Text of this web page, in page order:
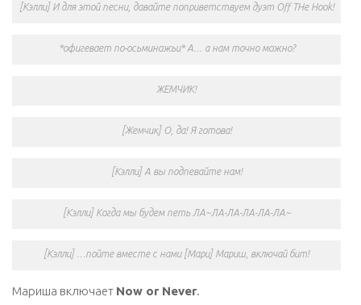
[Кэлли] И для этой песни, давайте поприветствуем дуэт Off THe Hook!
*офигевает по-осьминожьи* А… а нам точно можно?
ЖЕМЧИК!
[Жемчик] О, да! Я готова!
[Кэлли] А вы подпевайте нам!
[Кэлли] Когда мы будем петь ЛА~ЛА-ЛА-ЛА-ЛА-ЛА~
[Кэлли] …пойте вместе с нами [Мари] Мариш, включай бит!
Мариша включает Now or Never.